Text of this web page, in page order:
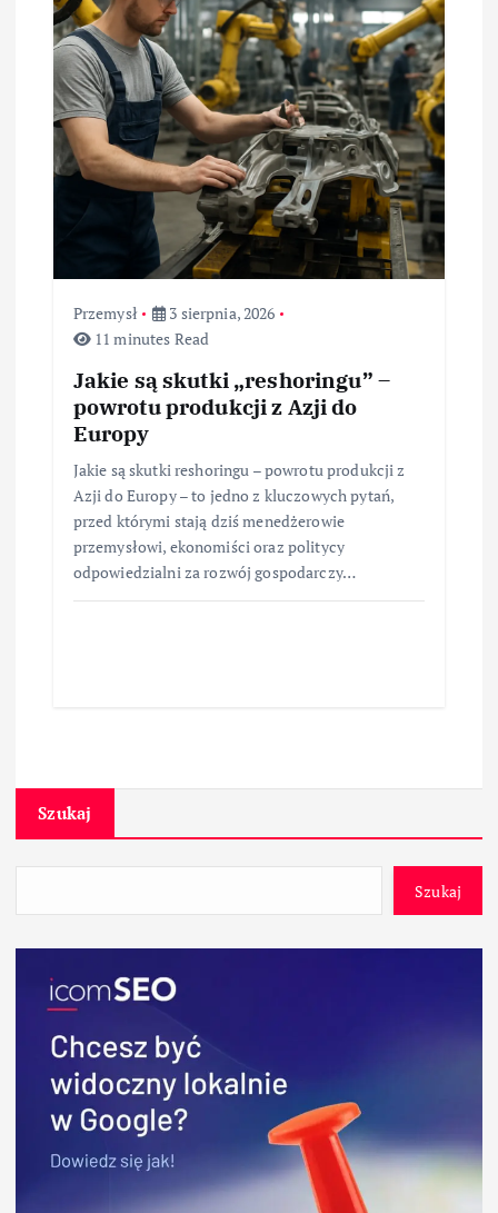
Przemysł
3 sierpnia, 2026
11 minutes Read
Jakie są skutki „reshoringu” –
powrotu produkcji z Azji do
Europy
Jakie są skutki reshoringu – powrotu produkcji z
Azji do Europy – to jedno z kluczowych pytań,
przed którymi stają dziś menedżerowie
przemysłowi, ekonomiści oraz politycy
odpowiedzialni za rozwój gospodarczy…
Szukaj
Szukaj